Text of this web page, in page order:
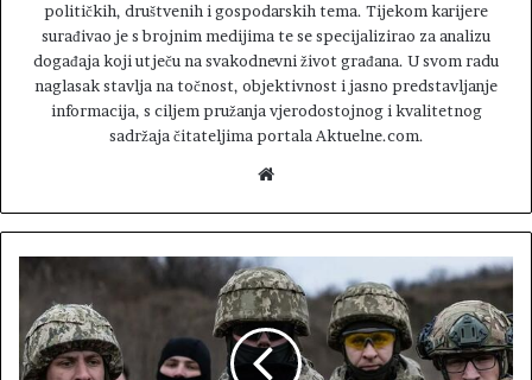
političkih, društvenih i gospodarskih tema. Tijekom karijere
surađivao je s brojnim medijima te se specijalizirao za analizu
događaja koji utječu na svakodnevni život građana. U svom radu
naglasak stavlja na točnost, objektivnost i jasno predstavljanje
informacija, s ciljem pružanja vjerodostojnog i kvalitetnog
sadržaja čitateljima portala Aktuelne.com.
b
s
i
t
e